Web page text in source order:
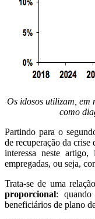
Os idosos utilizam, em
como
Partindo para o
de recuperação da
interessa neste
empregadas, ou seja,
Trata-se de uma
proporcional:
beneficiários de plano